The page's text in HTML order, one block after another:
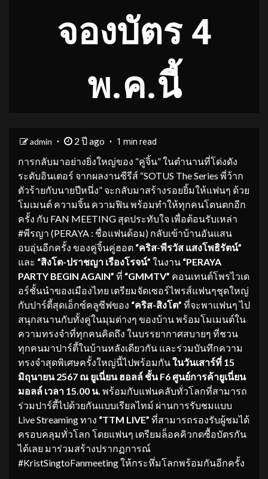
จองบัตร 4
พ.ค.นี้
admin 2 ปี ago 1 min read
การกลับมาอย่างยิ่งใหญ่ของ “คู่จิ้น” ในตำนานที่โด่งดัง
ระดับอินเตอร์ จากผลงานซีรีส์ “SOTUS The Series พี่ว้าก
ตัวร้ายกับนายปีหนึ่ง” จะกลับมาสร้างรอยยิ้มให้แฟนๆ ด้วย
โมเมนต์ ความจิ้น ความฟิน พร้อมทำให้ทุกคนโดนตกอีก
ครั้ง กับ FAN MEETING สุดประทับใจ เพื่อต้อนรับเหล่า
#พีรญา (PERAYA : ชื่อแฟนด้อม) กลับเข้าบ้านอันแสน
อบอุ่นอีกครั้ง ของคู่จิ้นคู่ฮอต “คริส-พีรวัส แสงโพธิรัตน์”
และ “สิงโต-ปราชญา เรืองโรจน์” ในงาน “PERAYA
PARTY BEGIN AGAIN” ที่ “GMMTV” คอนเทนต์โพรไวเด
อร์ชั้นนำของเมืองไทย เตรียมจัดเซอร์ไพรส์แฟนๆชุดใหญ่
กับปาร์ตี้สุดเอ็กซ์คลูซีฟของ “คริส-สิงโต” ที่จะพาแฟนๆ ไป
สนุกสนานกับทั้งคู่ในมุมต่างๆ ของบ้าน พร้อมโมเมนต์ใน
ความทรงจำที่ทุกคนคิดถึง ในบรรยากาศสบายๆ ที่ชวน
ทุกคนมาปาร์ตี้ในบ้านหลังเดียวกัน และร่วมบันทึกความ
ทรงจำสุดพิเศษครั้งใหญ่นี้ไปพร้อมกันในวันเสาร์ที่ 15
มิถุนายน2567 ณ ยูเนี่ยน ฮอลล์ ชั้นF6 ศูนย์การค้ายูเนี่ยน
มอลล์ เวลา 15.00 น. พร้อมกับแฟนคลับทั่วโลกที่สามารถ
ร่วมปาร์ตี้ไปด้วยกันแบบเรียลไทม์ ผ่านการรับชมแบบ
Live Streaming ทาง “TTM LIVE” ที่สามารถรองรับผู้ชมได้
ครอบคลุมทั่วโลก โดยแฟนๆ เตรียมล็อคคิวกดซื้อบัตรกัน
ได้เลย มาร่วมสร้างปรากฏการณ์
#KristSingtoFanmeeting ให้กระหึ่มโลกพร้อมกันอีกครั้ง